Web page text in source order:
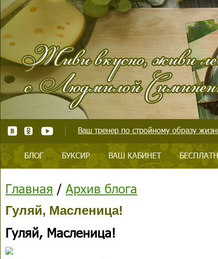
Ваш тренер по стройному образу
БЛОГ БУКСИР ВАШ КАБИНЕТ
Главная / Архив блога
Гуляй, Масленица!
Гуляй, Масленица!